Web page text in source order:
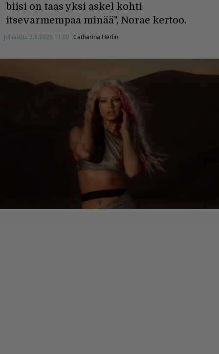
biisi on taas yksi askel kohti
itsevarmempaa minää", Norae kertoo.
Julkaistu: 2.6.2026 11:00 Catharina Herlin